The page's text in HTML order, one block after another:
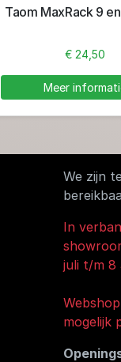
Taom MaxRack 9
€ 24,50
Meer
We zijn
In
juli t/m 8
mogelijk